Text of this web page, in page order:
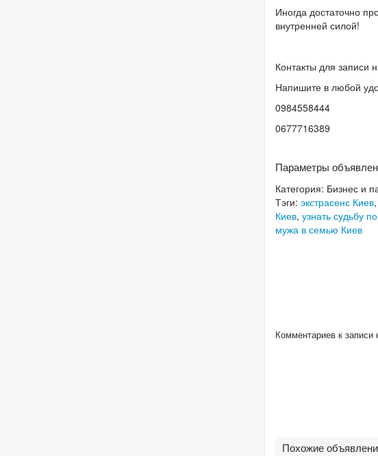
Иногда достаточно
внутренней силой!
Контакты для записи
Напишите в любой
0984558444
0677716389
Параметры
Категория: Бизнес и
Тэги: экстрасенс Киев,
Киев, узнать судьбу
мужа в семью Киев
Комментариев к
Похожие